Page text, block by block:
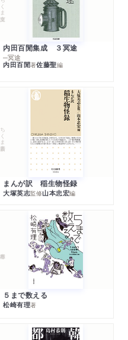
内田百閒集成 ３冥途
─冥途
内田百閒著佐藤聖編
ちくま新書
まんが訳 稲生物怪録
大塚英志監修山本忠宏編
５まで数える
松崎有理著